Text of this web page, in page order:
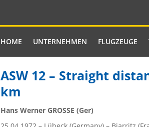
HOME UNTERNEHMEN FLUGZEUGE
ASW 12 – Straight
km
Hans Werner GROSSE (Ger)